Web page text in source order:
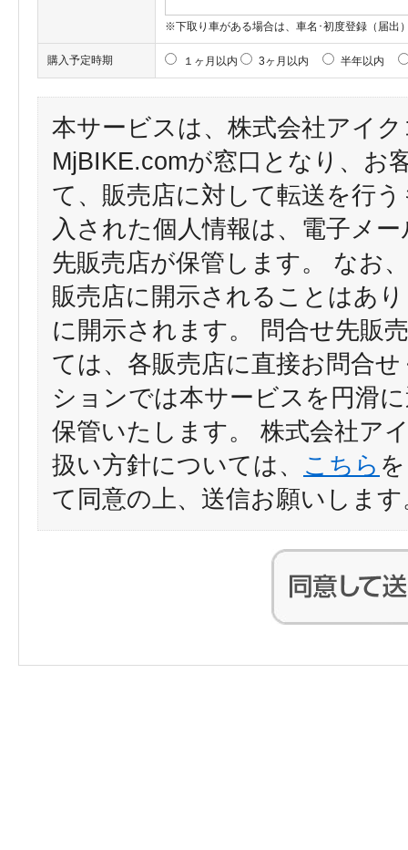
※下取り車がある場合は、車名･初度登録（届出
購入予定時期 １ヶ月以内 3ヶ月以内 半年以内
本サービスは、株式会社アイ
MjBIKE.comが窓口となり、お
て、販売店に対して転送を行
入された個人情報は、電子メ
先販売店が保管します。 なお
販売店に開示されることはあ
に開示されます。 問合せ先販
ては、各販売店に直接お問合
ションでは本サービスを円滑
保管いたします。 株式会社ア
扱い方針については、 こちら
て同意の上、送信お願いします